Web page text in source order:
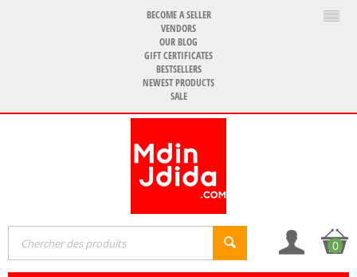
BECOME A SELLER
VENDORS
OUR BLOG
GIFT CERTIFICATES
BESTSELLERS
NEWEST PRODUCTS
SALE
0